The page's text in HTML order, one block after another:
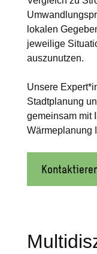
lokalen
jeweilige
auszunutzen.
Unsere
Stadtplanung
gemeinsam mit
Wärmeplanung